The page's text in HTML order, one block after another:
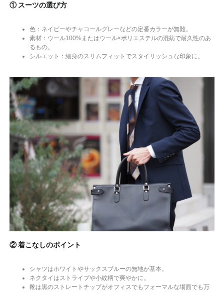
① スーツの選び方
色：ネイビーやチャコールグレーなどの定番カラーが無難。
素材：ウール100%またはウール×ポリエステルの混紡で耐久性のあ
るもの。
シルエット：細身のスリムフィットでスタイリッシュな印象に。
② 着こなしのポイント
シャツはホワイトやサックスブルーの無地が基本。
ネクタイはストライプや小紋柄で爽やかに。
靴は黒のストレートチップがオフィスでもフォーマルな場面でも万